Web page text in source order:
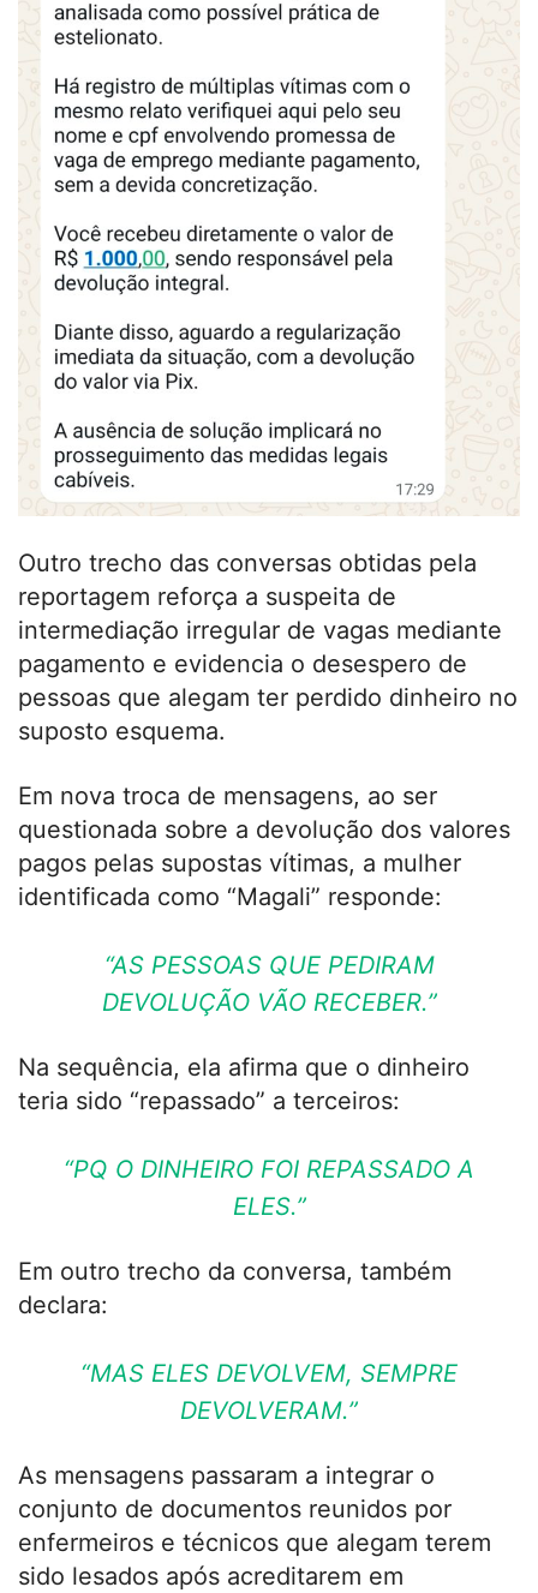
Outro trecho das conversas obtidas pela
reportagem reforça a suspeita de
intermediação irregular de vagas mediante
pagamento e evidencia o desespero de
pessoas que alegam ter perdido dinheiro no
suposto esquema.
Em nova troca de mensagens, ao ser
questionada sobre a devolução dos valores
pagos pelas supostas vítimas, a mulher
identificada como “Magali” responde:
“AS PESSOAS QUE PEDIRAM
DEVOLUÇÃO VÃO RECEBER.”
Na sequência, ela afirma que o dinheiro
teria sido “repassado” a terceiros:
“PQ O DINHEIRO FOI REPASSADO A
ELES.”
Em outro trecho da conversa, também
declara:
“MAS ELES DEVOLVEM, SEMPRE
DEVOLVERAM.”
As mensagens passaram a integrar o
conjunto de documentos reunidos por
enfermeiros e técnicos que alegam terem
sido lesados após acreditarem em